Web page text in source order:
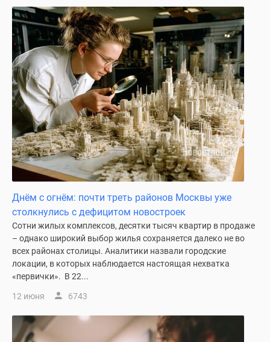
Днём с огнём: почти треть районов Москвы уже
столкнулись с дефицитом новостроек
Сотни жилых комплексов, десятки тысяч квартир в продаже
– однако широкий выбор жилья сохраняется далеко не во
всех районах столицы. Аналитики назвали городские
локации, в которых наблюдается настоящая нехватка
«первички». В 22...
12 июня 6743